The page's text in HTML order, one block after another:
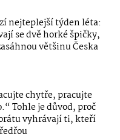
nejteplejší týden léta:
se dvě horké špičky,
většinu Česka
chytře, pracujte
Tohle je důvod, proč
vyhrávají ti, kteří